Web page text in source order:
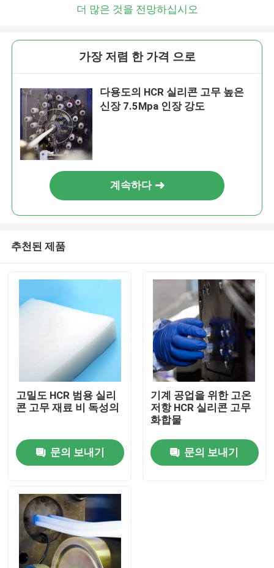
회사 소개
접촉
더 많은 것을 전망하십시오
가장 저렴 한 가격 으로
다용도의 HCR 실리콘 고무 높은
신장 7.5Mpa 인장 강도
계속하다
추천된 제품
고밀도 HCR 범용 실리
콘 고무 재료 비 독성의
문의 보내기
기계 공업을 위한 고온
저항 HCR 실리콘 고무
화합물
문의 보내기